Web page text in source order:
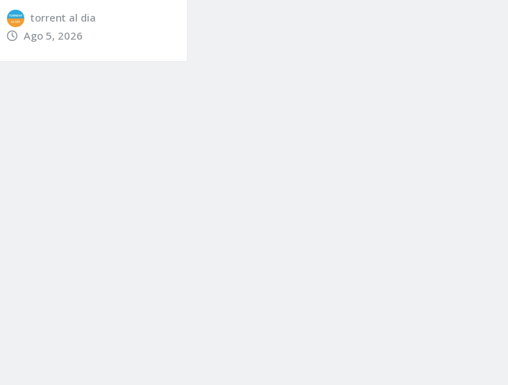
torrent al dia
Ago 5, 2026